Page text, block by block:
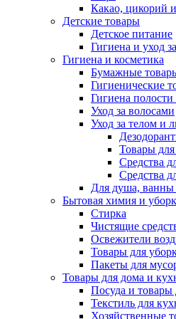
Какао, цикорий
Детские товары
Детское питание
Гигиена и уход
Гигиена и косметика
Бумажные
Гигиенические
Гигиена полости
Уход за волосами
Уход за телом и
Товары для
Средства
Средства
Для душа, ванны
Бытовая химия и
Стирка
Чистящие
Освежители
Товары для
Пакеты для
Товары для дома и
Посуда и
Текстиль для
Хозяйственные